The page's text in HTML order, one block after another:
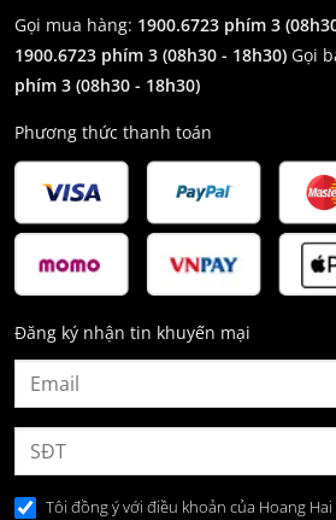
Gọi mua hàng: 1900.6723 phím 3
1900.6723 phím 3 (08h30 - 18h30) Gọi
phím 3 (08h30 - 18h30)
Phương thức thanh toán
Đăng ký nhận tin khuyến mại
Tôi đồng ý với điều khoản của Hoang Hai